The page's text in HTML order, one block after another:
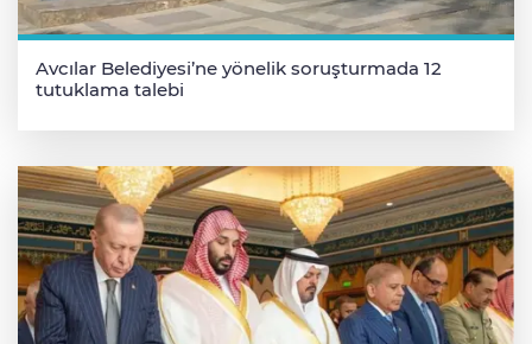
Avcılar Belediyesi’ne yönelik soruşturmada 12
tutuklama talebi